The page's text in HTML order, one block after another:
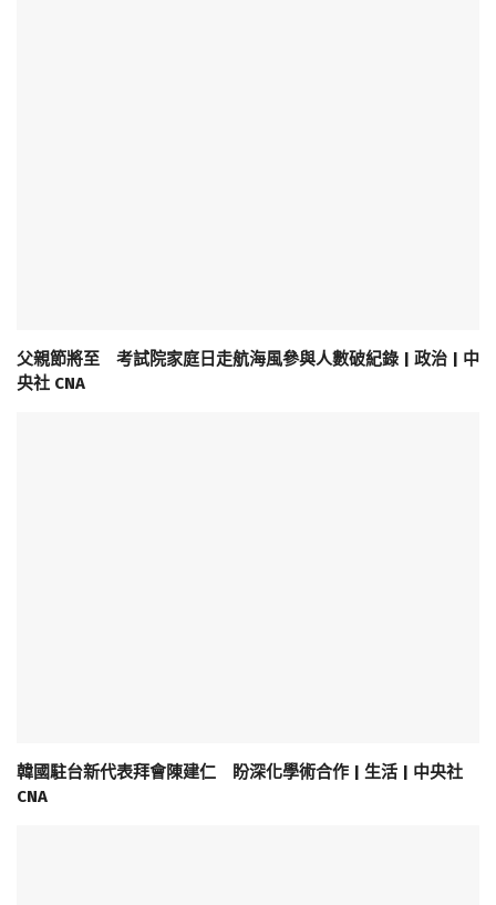
父親節將至 考試院家庭日走航海風參與人數破紀錄 | 政治 | 中
央社 CNA
韓國駐台新代表拜會陳建仁 盼深化學術合作 | 生活 | 中央社
CNA